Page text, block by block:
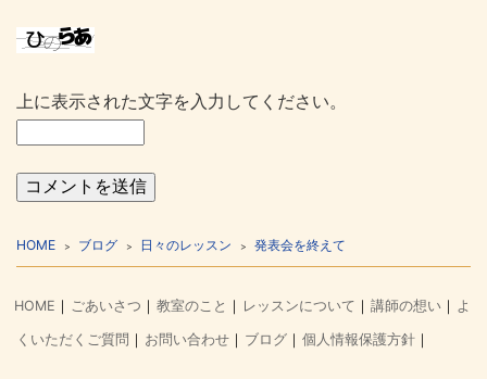
上に表示された文字を入力してください。
HOME ブログ 日々のレッスン 発表会を終えて
HOME ごあいさつ 教室のこと レッスンについて 講師の想い よ
くいただくご質問 お問い合わせ ブログ 個人情報保護方針